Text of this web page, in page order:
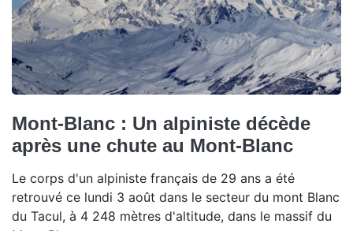
Mont-Blanc : Un alpiniste décède
après une chute au Mont-Blanc
Le corps d'un alpiniste français de 29 ans a été
retrouvé ce lundi 3 août dans le secteur du mont Blanc
du Tacul, à 4 248 mètres d'altitude, dans le massif du